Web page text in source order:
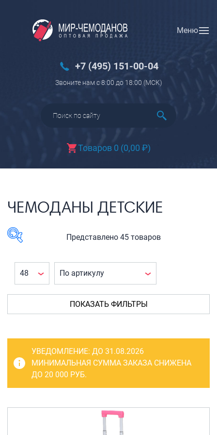
Меню
+7 (495) 151-00-04
Звоните нам с 8:00 до 18:00 (МCK)
Товаров 0 (0,00 ₽)
Вход Регистрация
Багаж
Чемоданы
Чемоданы детские
Пилоты на колесах
Рюкзаки детские для детских
Бьюти-кейсы
САКВОЯЖИ
РАСПРОДАЖА
Сумки спортивные
Сумки деловые
Сумки пляжные
Сумки для ноутбуков
Сумки-тележки хозяйственные
Сумки детские
Рюкзаки
ЧЕМОДАНЫ ДЕТСКИЕ
В наличии
КАТЕГОРИЯ
ТОВАРА
Детские
детских
чемоданов(1)
ПРОИЗВОДИТЕЛЬ
чемоданы(45)
Представлено 45 товаров
ПОКАЗАТЬ ФИЛЬТРЫ
УВЕДОМЛЕНИЕ: ДО 31.08.2026
МИНИМАЛЬНАЯ СУММА ЗАКАЗА СНИЖЕНА
ДО 20 000 РУБ.